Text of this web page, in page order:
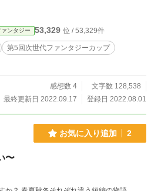
ァンタジー 53,329 位 / 53,329件
第5回次世代ファンタジーカップ
感想数 4
文字数 128,538
最終更新日 2022.09.17
登録日 2022.08.01
お気に入り追加 2
〜